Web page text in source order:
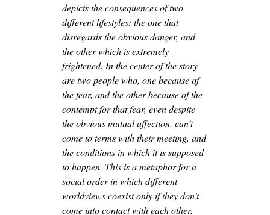
depicts the consequences of two
different lifestyles: the one that
disregards the obvious danger, and
the other which is extremely
frightened. In the center of the story
are two people who, one because of
the fear, and the other because of the
contempt for that fear, even despite
the obvious mutual affection, can’t
come to terms with their meeting, and
the conditions in which it is supposed
to happen. This is a metaphor for a
social order in which different
worldviews coexist only if they don’t
come into contact with each other.